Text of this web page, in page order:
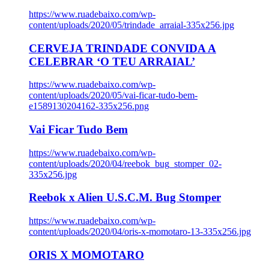
https://www.ruadebaixo.com/wp-
content/uploads/2020/05/trindade_arraial-335x256.jpg
CERVEJA TRINDADE CONVIDA A
CELEBRAR ‘O TEU ARRAIAL’
https://www.ruadebaixo.com/wp-
content/uploads/2020/05/vai-ficar-tudo-bem-
e1589130204162-335x256.png
Vai Ficar Tudo Bem
https://www.ruadebaixo.com/wp-
content/uploads/2020/04/reebok_bug_stomper_02-
335x256.jpg
Reebok x Alien U.S.C.M. Bug Stomper
https://www.ruadebaixo.com/wp-
content/uploads/2020/04/oris-x-momotaro-13-335x256.jpg
ORIS X MOMOTARO